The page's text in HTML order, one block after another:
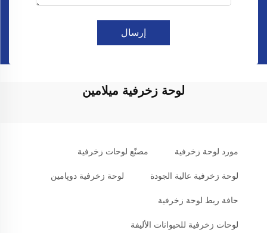
إرسال
لوحة زخرفية ميلامين
مورد لوحة زخرفية مصنّع لوحات زخرفية
لوحة زخرفية عالية الجودة لوحة زخرفية دوپامين
حافة ربط لوحة زخرفية
لوحات زخرفية للحيوانات الأليفة